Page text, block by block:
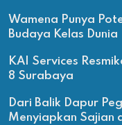
Wamena Punya
Budaya Kelas Dunia
KAI Services
8 Surabaya
Dari Balik Dapur
Menyiapkan Sajian